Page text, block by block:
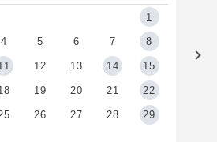
1
4 5 6 7 8
12 13 14 15
19 20 21 22
26 27 28 29